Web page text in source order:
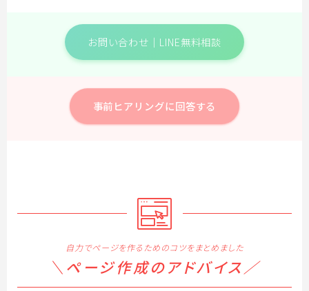
お問い合わせ｜LINE無料相談
事前ヒアリングに回答する
自力でページを作るためのコツをまとめました
＼ページ作成のアドバイス／